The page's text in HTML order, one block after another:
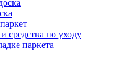
средства по уходу
паркета